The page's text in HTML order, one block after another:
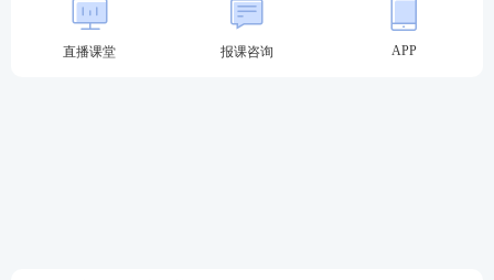
结束就做一个章节的习题
巩固阶段——
冲刺串讲班+
考点班+题库历
直播课堂 报课咨询 APP